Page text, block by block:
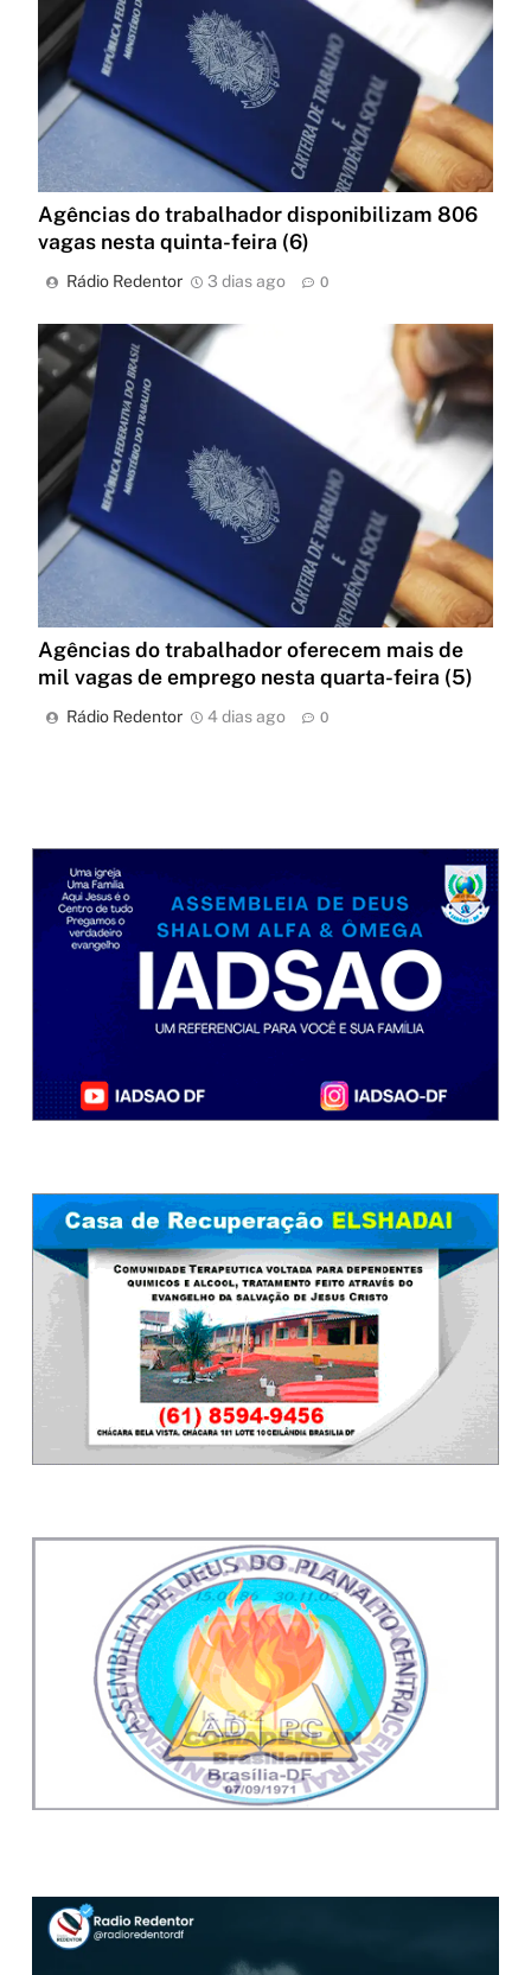
Agências do trabalhador disponibilizam 806
vagas nesta quinta-feira (6)
Rádio Redentor 3 dias ago 0
Agências do trabalhador oferecem mais de
mil vagas de emprego nesta quarta-feira (5)
Rádio Redentor 4 dias ago 0